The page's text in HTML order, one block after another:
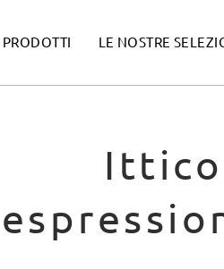
PRODOTTI LE NOSTRE
Ittico